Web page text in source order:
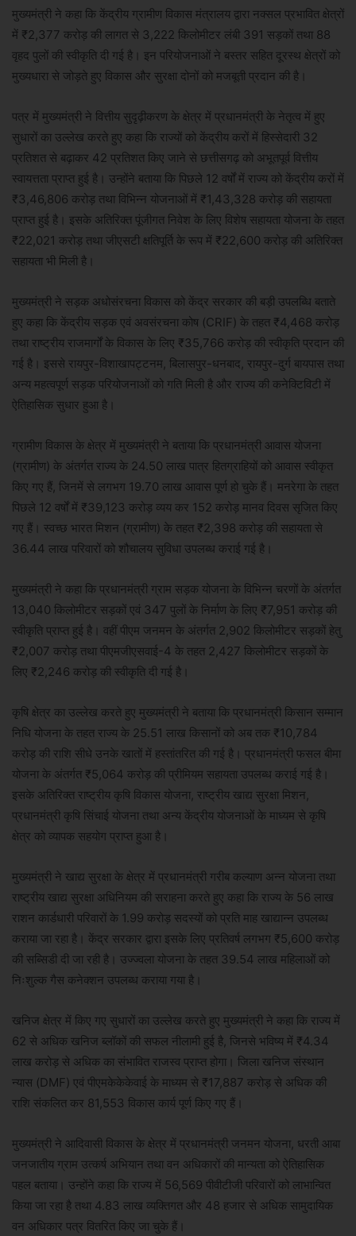
मुख्यमंत्री ने कहा कि केंद्रीय ग्रामीण विकास मंत्रालय द्वारा नक्सल प्रभावित क्षेत्रों
में ₹2,377 करोड़ की लागत से 3,222 किलोमीटर लंबी 391 सड़कों तथा 88
वृहद पुलों की स्वीकृति दी गई है। इन परियोजनाओं ने बस्तर सहित दूरस्थ क्षेत्रों को
मुख्यधारा से जोड़ते हुए विकास और सुरक्षा दोनों को मजबूती प्रदान की है।
पत्र में मुख्यमंत्री ने वित्तीय सुदृढ़ीकरण के क्षेत्र में प्रधानमंत्री के नेतृत्व में हुए
सुधारों का उल्लेख करते हुए कहा कि राज्यों को केंद्रीय करों में हिस्सेदारी 32
प्रतिशत से बढ़ाकर 42 प्रतिशत किए जाने से छत्तीसगढ़ को अभूतपूर्व वित्तीय
स्वायत्तता प्राप्त हुई है। उन्होंने बताया कि पिछले 12 वर्षों में राज्य को केंद्रीय करों में
₹3,46,806 करोड़ तथा विभिन्न योजनाओं में ₹1,43,328 करोड़ की सहायता
प्राप्त हुई है। इसके अतिरिक्त पूंजीगत निवेश के लिए विशेष सहायता योजना के तहत
₹22,021 करोड़ तथा जीएसटी क्षतिपूर्ति के रूप में ₹22,600 करोड़ की अतिरिक्त
सहायता भी मिली है।
मुख्यमंत्री ने सड़क अधोसंरचना विकास को केंद्र सरकार की बड़ी उपलब्धि बताते
हुए कहा कि केंद्रीय सड़क एवं अवसंरचना कोष (CRIF) के तहत ₹4,468 करोड़
तथा राष्ट्रीय राजमार्गों के विकास के लिए ₹35,766 करोड़ की स्वीकृति प्रदान की
गई है। इससे रायपुर-विशाखापट्टनम, बिलासपुर-धनबाद, रायपुर-दुर्ग बायपास तथा
अन्य महत्वपूर्ण सड़क परियोजनाओं को गति मिली है और राज्य की कनेक्टिविटी में
ऐतिहासिक सुधार हुआ है।
ग्रामीण विकास के क्षेत्र में मुख्यमंत्री ने बताया कि प्रधानमंत्री आवास योजना
(ग्रामीण) के अंतर्गत राज्य के 24.50 लाख पात्र हितग्राहियों को आवास स्वीकृत
किए गए हैं, जिनमें से लगभग 19.70 लाख आवास पूर्ण हो चुके हैं। मनरेगा के तहत
पिछले 12 वर्षों में ₹39,123 करोड़ व्यय कर 152 करोड़ मानव दिवस सृजित किए
गए हैं। स्वच्छ भारत मिशन (ग्रामीण) के तहत ₹2,398 करोड़ की सहायता से
36.44 लाख परिवारों को शौचालय सुविधा उपलब्ध कराई गई है।
मुख्यमंत्री ने कहा कि प्रधानमंत्री ग्राम सड़क योजना के विभिन्न चरणों के अंतर्गत
13,040 किलोमीटर सड़कों एवं 347 पुलों के निर्माण के लिए ₹7,951 करोड़ की
स्वीकृति प्राप्त हुई है। वहीं पीएम जनमन के अंतर्गत 2,902 किलोमीटर सड़कों हेतु
₹2,007 करोड़ तथा पीएमजीएसवाई-4 के तहत 2,427 किलोमीटर सड़कों के
लिए ₹2,246 करोड़ की स्वीकृति दी गई है।
कृषि क्षेत्र का उल्लेख करते हुए मुख्यमंत्री ने बताया कि प्रधानमंत्री किसान सम्मान
निधि योजना के तहत राज्य के 25.51 लाख किसानों को अब तक ₹10,784
करोड़ की राशि सीधे उनके खातों में हस्तांतरित की गई है। प्रधानमंत्री फसल बीमा
योजना के अंतर्गत ₹5,064 करोड़ की प्रीमियम सहायता उपलब्ध कराई गई है।
इसके अतिरिक्त राष्ट्रीय कृषि विकास योजना, राष्ट्रीय खाद्य सुरक्षा मिशन,
प्रधानमंत्री कृषि सिंचाई योजना तथा अन्य केंद्रीय योजनाओं के माध्यम से कृषि
क्षेत्र को व्यापक सहयोग प्राप्त हुआ है।
मुख्यमंत्री ने खाद्य सुरक्षा के क्षेत्र में प्रधानमंत्री गरीब कल्याण अन्न योजना तथा
राष्ट्रीय खाद्य सुरक्षा अधिनियम की सराहना करते हुए कहा कि राज्य के 56 लाख
राशन कार्डधारी परिवारों के 1.99 करोड़ सदस्यों को प्रति माह खाद्यान्न उपलब्ध
कराया जा रहा है। केंद्र सरकार द्वारा इसके लिए प्रतिवर्ष लगभग ₹5,600 करोड़
की सब्सिडी दी जा रही है। उज्ज्वला योजना के तहत 39.54 लाख महिलाओं को
निःशुल्क गैस कनेक्शन उपलब्ध कराया गया है।
खनिज क्षेत्र में किए गए सुधारों का उल्लेख करते हुए मुख्यमंत्री ने कहा कि राज्य में
62 से अधिक खनिज ब्लॉकों की सफल नीलामी हुई है, जिनसे भविष्य में ₹4.34
लाख करोड़ से अधिक का संभावित राजस्व प्राप्त होगा। जिला खनिज संस्थान
न्यास (DMF) एवं पीएमकेकेकेवाई के माध्यम से ₹17,887 करोड़ से अधिक की
राशि संकलित कर 81,553 विकास कार्य पूर्ण किए गए हैं।
मुख्यमंत्री ने आदिवासी विकास के क्षेत्र में प्रधानमंत्री जनमन योजना, धरती आबा
जनजातीय ग्राम उत्कर्ष अभियान तथा वन अधिकारों की मान्यता को ऐतिहासिक
पहल बताया। उन्होंने कहा कि राज्य में 56,569 पीवीटीजी परिवारों को लाभान्वित
किया जा रहा है तथा 4.83 लाख व्यक्तिगत और 48 हजार से अधिक सामुदायिक
वन अधिकार पत्र वितरित किए जा चुके हैं।